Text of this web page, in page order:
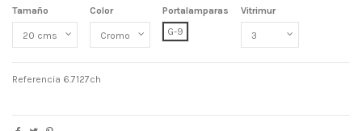
Tamaño Color
Portalamparas
G-9
Vitrimur
Referencia 6.7127ch